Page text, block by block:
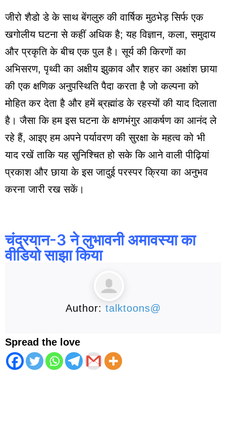
जीरो शैडो डे के साथ बेंगलुरु की वार्षिक मुठभेड़ सिर्फ एक
खगोलीय घटना से कहीं अधिक है; यह विज्ञान, कला, समुदाय
और प्रकृति के बीच एक पुल है। सूर्य की किरणों का
अभिसरण, पृथ्वी का अक्षीय झुकाव और शहर का अक्षांश छाया
की एक क्षणिक अनुपस्थिति पैदा करता है जो कल्पना को
मोहित कर देता है और हमें ब्रह्मांड के रहस्यों की याद दिलाता
है। जैसा कि हम इस घटना के क्षणभंगुर आकर्षण का आनंद ले
रहे हैं, आइए हम अपने पर्यावरण की सुरक्षा के महत्व को भी
याद रखें ताकि यह सुनिश्चित हो सके कि आने वाली पीढ़ियां
प्रकाश और छाया के इस जादुई परस्पर क्रिया का अनुभव
करना जारी रख सकें।
चंद्रयान-3 ने लुभावनी अमावस्या का
वीडियो साझा किया
Author: talktoons@
Spread the love